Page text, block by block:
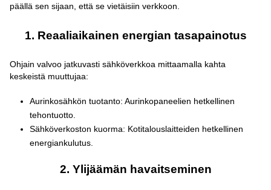
päällä sen sijaan, että se vietäisiin verkkoon.
1. Reaaliaikainen energian tasapainotus
Ohjain valvoo jatkuvasti sähköverkkoa mittaamalla kahta
keskeistä muuttujaa:
Aurinkosähkön tuotanto: Aurinkopaneelien hetkellinen
tehontuotto.
Sähköverkoston kuorma: Kotitalouslaitteiden hetkellinen
energiankulutus.
2. Ylijäämän havaitseminen